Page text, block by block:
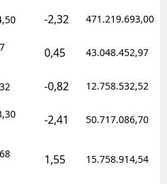
-2,32 471.219.693,00
0,45 43.048.452,97
-0,82 12.758.532,52
-2,41 50.717.086,70
1,55 15.758.914,54